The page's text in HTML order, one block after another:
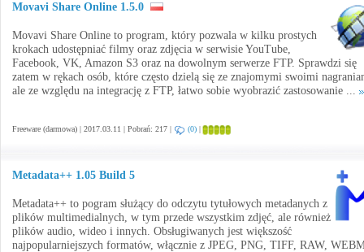
Movavi Share Online 1.5.0
Movavi Share Online to program, który pozwala w kilku prostych
krokach udostępniać filmy oraz zdjęcia w serwisie YouTube,
Facebook, VK, Amazon S3 oraz na dowolnym serwerze FTP. Sprawdzi się
zatem w rękach osób, które często dzielą się ze znajomymi swoimi
ale ze względu na integrację z FTP, łatwo sobie wyobrazić zastosowanie ...
Freeware (darmowa) | 2017.03.11 | Pobrań: 217 | (0) |
Metadata++ 1.05 Build 5
Metadata++ to pogram służący do odczytu tytułowych metadanych z
plików multimedialnych, w tym przede wszystkim zdjęć, ale również
plików audio, wideo i innych. Obsługiwanych jest większość
najpopularniejszych formatów, włącznie z JPEG, PNG, TIFF, RAW,